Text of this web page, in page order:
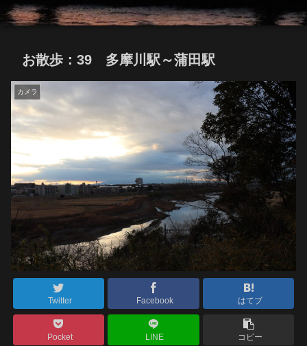
お散歩：39 多摩川駅～蒲田駅
カメラ
Twitter Facebook はてブ
Pocket LINE コピー